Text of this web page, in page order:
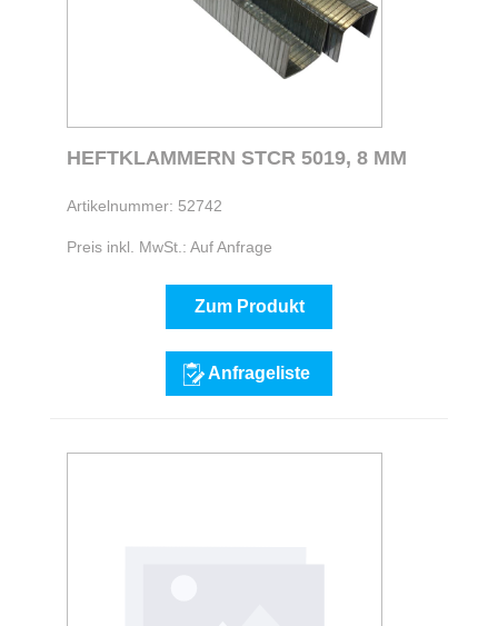
HEFTKLAMMERN STCR 5019, 8 MM
Artikelnummer: 52742
Preis inkl. MwSt.: Auf Anfrage
Zum Produkt
Anfrageliste